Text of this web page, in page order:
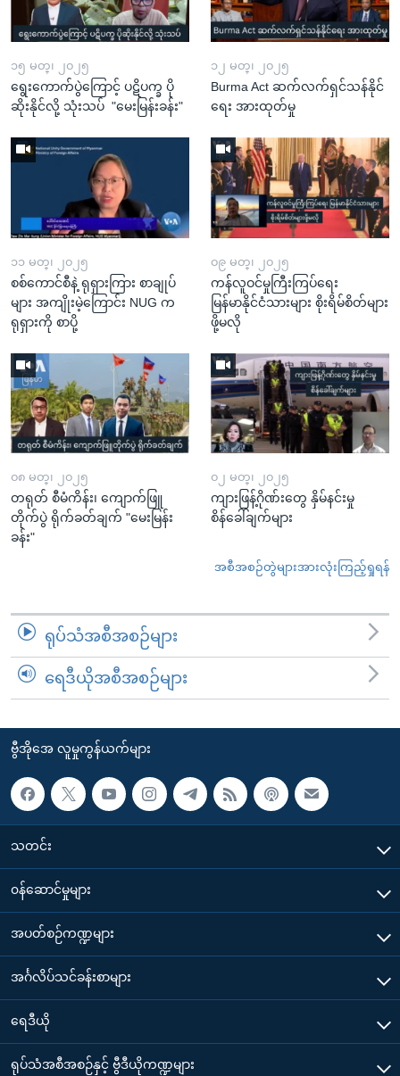
၁၅ မတ္၊ ၂၀၂၅
ရွေးကောက်ပွဲကြောင့် ပဋိပက္ခ ပို
ဆိုးနိုင်လို့ သုံးသပ် "မေးမြန်းခန်း"
၁၂ မတ္၊ ၂၀၂၅
Burma Act ဆက်လက်ရှင်သန်နိုင်
ရေး အားထုတ်မှု
၁၁ မတ္၊ ၂၀၂၅
စစ်ကောင်စီနဲ့ ရုရှားကြား စာချုပ်
များ အကျိုးမဲ့ကြောင်း NUG က
ရုရှားကို စာပို့
၀၉ မတ္၊ ၂၀၂၅
ကန်လူဝင်မှုကြီးကြပ်ရေး
မြန်မာနိုင်ငံသားများ စိုးရိမ်စိတ်များ
ဖို့မလို
၀၈ မတ္၊ ၂၀၂၅
တရုတ် စီမံကိန်း၊ ကျောက်ဖြူ
တိုက်ပွဲ ရိုက်ခတ်ချက် "မေးမြန်း
ခန်း"
၀၂ မတ္၊ ၂၀၂၅
ကျားဖြန့်ဂိုဏ်းတွေ နှိမ်နင်းမှု
စိန်ခေါ်ချက်များ
အစီအစဉ်တွဲများအားလုံးကြည့်ရှုရန်
ရုပ်သံအစီအစဉ်များ
ရေဒီယိုအစီအစဉ်များ
ဗွီအိုအေ လူမှုကွန်ယက်များ
သတင်း
၀န်ဆောင်မှုများ
အပတ်စဉ်ကဏ္ဍများ
အင်္ဂလိပ်သင်ခန်းစာများ
ရေဒီယို
ရုပ်သံအစီအစဉ်နှင့် ဗွီဒီယိုကဏ္ဍများ